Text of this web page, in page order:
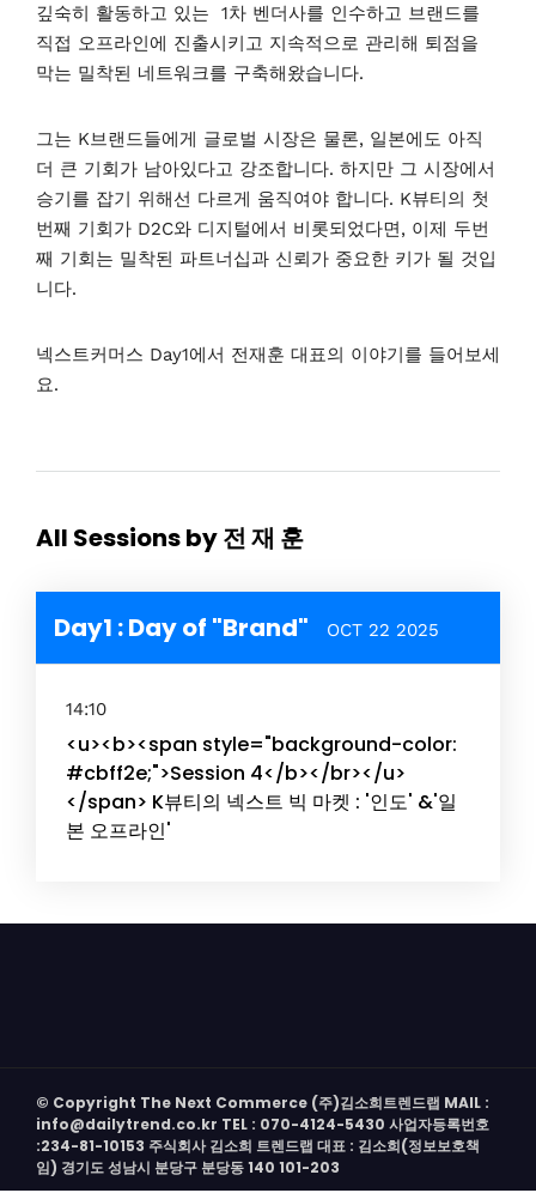
깊숙히 활동하고 있는 1차 벤더사를 인수하고 브랜드를
직접 오프라인에 진출시키고 지속적으로 관리해 퇴점을
막는 밀착된 네트워크를 구축해왔습니다.
그는 K브랜드들에게 글로벌 시장은 물론, 일본에도 아직
더 큰 기회가 남아있다고 강조합니다. 하지만 그 시장에서
승기를 잡기 위해선 다르게 움직여야 합니다. K뷰티의 첫
번째 기회가 D2C와 디지털에서 비롯되었다면, 이제 두번
째 기회는 밀착된 파트너십과 신뢰가 중요한 키가 될 것입
니다.
넥스트커머스 Day1에서 전재훈 대표의 이야기를 들어보세
요.
All Sessions by 전 재 훈
Day1 : Day of "Brand" OCT 22 2025
14:10
<u><b><span style="background-color:
#cbff2e;">Session 4</b></br></u>
</span> K뷰티의 넥스트 빅 마켓 : '인도' &'일
본 오프라인'
© Copyright The Next Commerce (주)김소희트렌드랩 MAIL :
info@dailytrend.co.kr TEL : 070-4124-5430 사업자등록번호
:234-81-10153 주식회사 김소희 트렌드랩 대표 : 김소희(정보보호책
임) 경기도 성남시 분당구 분당동 140 101-203